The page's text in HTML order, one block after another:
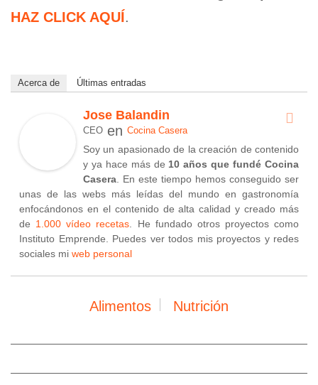
HAZ CLICK AQUÍ.
Acerca de Últimas entradas
Jose Balandin
CEO en Cocina Casera
Soy un apasionado de la creación de contenido
y ya hace más de 10 años que fundé Cocina
Casera . En este tiempo hemos conseguido ser
unas de las webs más leídas del mundo en gastronomía
enfocándonos en el contenido de alta calidad y creado más
de 1.000 vídeo recetas . He fundado otros proyectos como
Instituto Emprende. Puedes ver todos mis proyectos y redes
sociales mi web personal
Alimentos Nutrición